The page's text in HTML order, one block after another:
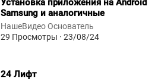
⁣Установка приложения на Android
Samsung и аналогичные
телефоны
НашеВидео Основатель
29 Просмотры · 23/08/24
⁣24 Лифт